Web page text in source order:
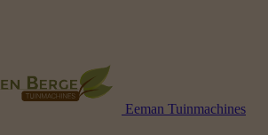
Eeman Tuinmachines